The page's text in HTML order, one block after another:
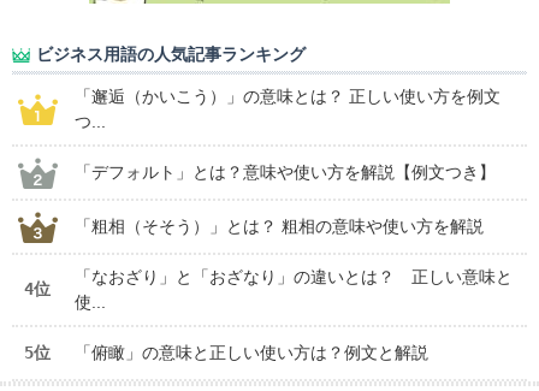
ビジネス用語の人気記事ランキング
「邂逅（かいこう）」の意味とは？ 正しい使い方を例文
つ...
「デフォルト」とは？意味や使い方を解説【例文つき】
「粗相（そそう）」とは？ 粗相の意味や使い方を解説
4位
「なおざり」と「おざなり」の違いとは？ 正しい意味と
使...
5位 「俯瞰」の意味と正しい使い方は？例文と解説